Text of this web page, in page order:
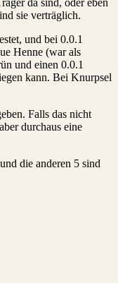
da sind, oder eben
sie verträglich.
und bei 0.0.1
Henne (war als
und einen 0.0.1
kann. Bei Knurpsel
Falls das nicht
durchaus eine
die anderen 5 sind